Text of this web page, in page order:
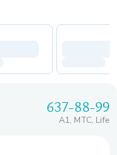
637-88-99
A1, МТС, Life